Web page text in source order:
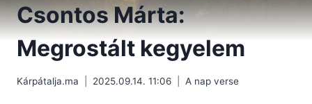
Csontos Márta:
Megrostált kegyelem
Kárpátalja.ma 2025.09.14. 11:06 A nap verse